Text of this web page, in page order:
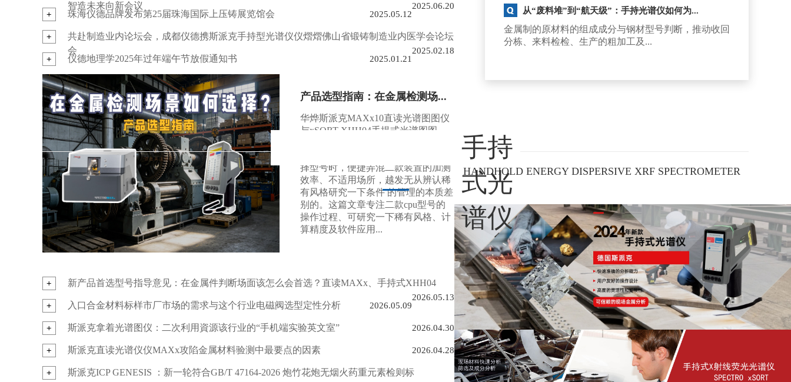
智造未来向新会议
2025.06.20
珠海仪德品牌发布第25届珠海国际上压铸展览馆会 2025.05.12
共赴制造业内论坛会，成都仪德携斯派克手持型光谱仪仪熠熠佛山省锻铸制造业内医学会论坛
会
2025.02.18
仪德地理学2025年过年端午节放假通知书 2025.01.21
产品选型指南：在金属检测场...
华烨斯派克MAXx10直读光谱图图仪
与xSORT XHH04手提式光谱图图
择型号时，便捷弄混二款装置的加测
效率、不适用场所，越发无从辨认稀
有风格研究一下条件 的管理的本质差
别的。这篇文章专注二款cpu型号的
操作过程、可研究一下稀有风格、计
算精度及软件应用...
新产品首选型号指导意见：在金属件判断场面该怎么会首选？直读MAXx、手持式XHH04
2026.05.13
入口合金材料标样市厂市场的需求与这个行业电磁阀选型定性分析 2026.05.09
斯派克拿着光谱图仪：二次利用資源该行业的“手机端实验英文室” 2026.04.30
斯派克直读光谱仪仪MAXx攻陷金属材料验测中最要点的因素 2026.04.28
斯派克ICP GENESIS ：新一轮符合GB/T 47164-2026 炮竹花炮无烟火药重元素检则标
从“废料堆”到“航天级”：手持光谱仪如何为...
金属制的原材料的组成成分与钢材型号判断，推动收回
分栋、来料检检、生产的粗加工及...
手持
式光
谱仪
HANDHOLD ENERGY DISPERSIVE XRF SPECTROMETER